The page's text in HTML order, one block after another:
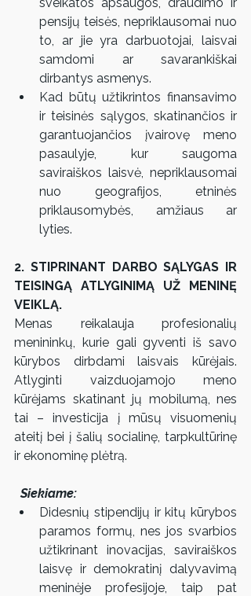
pensijų teisės, nepriklausomai nuo
to, ar jie yra darbuotojai, laisvai
samdomi ar savarankiškai
dirbantys asmenys.
Kad būtų užtikrintos finansavimo
ir teisinės sąlygos, skatinančios ir
garantuojančios įvairovę meno
pasaulyje, kur saugoma
saviraiškos laisvė, nepriklausomai
nuo geografijos, etninės
priklausomybės, amžiaus ar
lyties.
2. STIPRINANT DARBO SĄLYGAS IR
TEISINGĄ ATLYGINIMĄ UŽ MENINĘ
VEIKLĄ.
Menas reikalauja profesionalių
menininkų, kurie gali gyventi iš savo
kūrybos dirbdami laisvais kūrėjais.
Atlyginti vaizduojamojo meno
kūrėjams skatinant jų mobilumą, nes
tai – investicija į mūsų visuomenių
ateitį bei į šalių socialinę, tarpkultūrinę
ir ekonominę plėtrą.
Siekiame:
Didesnių stipendijų ir kitų kūrybos
paramos formų, nes jos svarbios
užtikrinant inovacijas, saviraiškos
laisvę ir demokratinį dalyvavimą
meninėje profesijoje, taip pat